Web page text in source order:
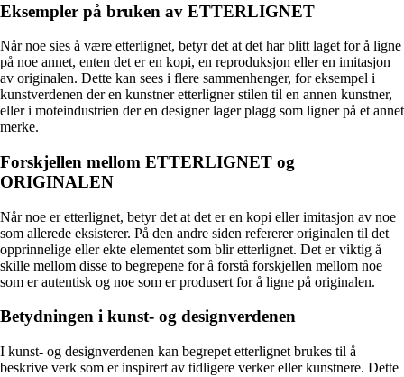
Eksempler på bruken av ETTERLIGNET
Når noe sies å være etterlignet, betyr det at det har blitt laget for å ligne
på noe annet, enten det er en kopi, en reproduksjon eller en imitasjon
av originalen. Dette kan sees i flere sammenhenger, for eksempel i
kunstverdenen der en kunstner etterligner stilen til en annen kunstner,
eller i moteindustrien der en designer lager plagg som ligner på et annet
merke.
Forskjellen mellom ETTERLIGNET og
ORIGINALEN
Når noe er etterlignet, betyr det at det er en kopi eller imitasjon av noe
som allerede eksisterer. På den andre siden refererer originalen til det
opprinnelige eller ekte elementet som blir etterlignet. Det er viktig å
skille mellom disse to begrepene for å forstå forskjellen mellom noe
som er autentisk og noe som er produsert for å ligne på originalen.
Betydningen i kunst- og designverdenen
I kunst- og designverdenen kan begrepet etterlignet brukes til å
beskrive verk som er inspirert av tidligere verker eller kunstnere. Dette